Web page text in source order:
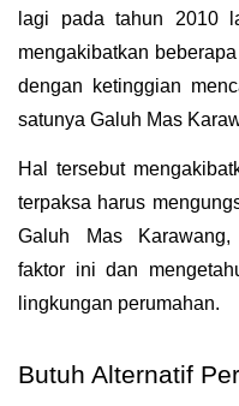
lagi pada tahun 2010
mengakibatkan
dengan ketinggian
satunya Galuh Mas
Hal tersebut
terpaksa harus
Galuh Mas Karawang,
faktor ini dan
lingkungan perumahan.
Butuh Alternatif